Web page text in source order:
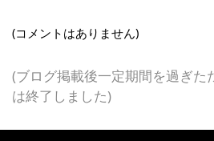
(コメントはありません)
(ブログ掲載後一定期間を過ぎた
は終了しました)